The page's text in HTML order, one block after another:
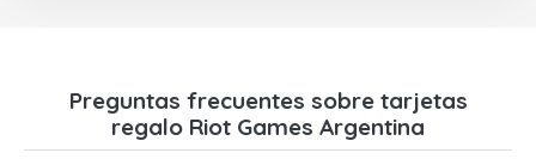
Preguntas frecuentes sobre tarjetas
regalo Riot Games Argentina